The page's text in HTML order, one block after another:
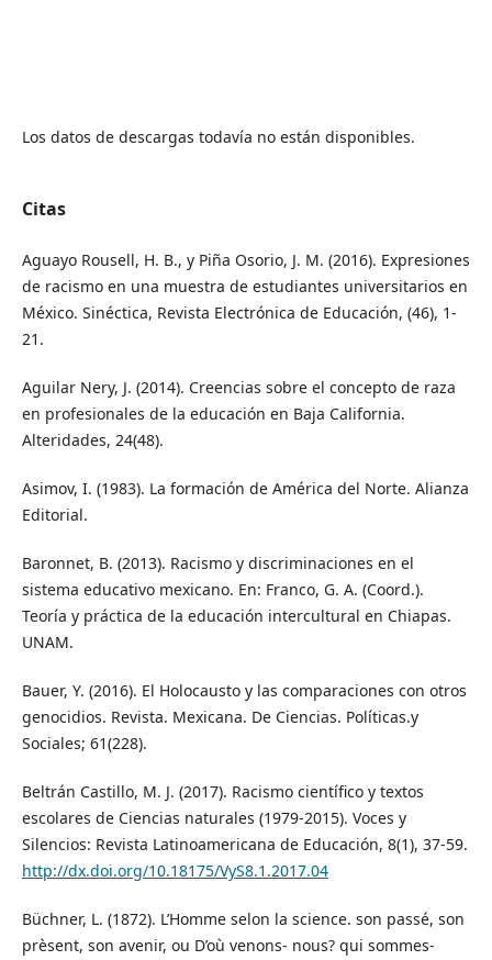
Los datos de descargas todavía no están disponibles.
Citas
Aguayo Rousell, H. B., y Piña Osorio, J. M. (2016). Expresiones
de racismo en una muestra de estudiantes universitarios en
México. Sinéctica, Revista Electrónica de Educación, (46), 1-
21.
Aguilar Nery, J. (2014). Creencias sobre el concepto de raza
en profesionales de la educación en Baja California.
Alteridades, 24(48).
Asimov, I. (1983). La formación de América del Norte. Alianza
Editorial.
Baronnet, B. (2013). Racismo y discriminaciones en el
sistema educativo mexicano. En: Franco, G. A. (Coord.).
Teoría y práctica de la educación intercultural en Chiapas.
UNAM.
Bauer, Y. (2016). El Holocausto y las comparaciones con otros
genocidios. Revista. Mexicana. De Ciencias. Políticas.y
Sociales; 61(228).
Beltrán Castillo, M. J. (2017). Racismo científico y textos
escolares de Ciencias naturales (1979-2015). Voces y
Silencios: Revista Latinoamericana de Educación, 8(1), 37-59.
http://dx.doi.org/10.18175/VyS8.1.2017.04
Büchner, L. (1872). L’Homme selon la science. son passé, son
prèsent, son avenir, ou D’où venons- nous? qui sommes-